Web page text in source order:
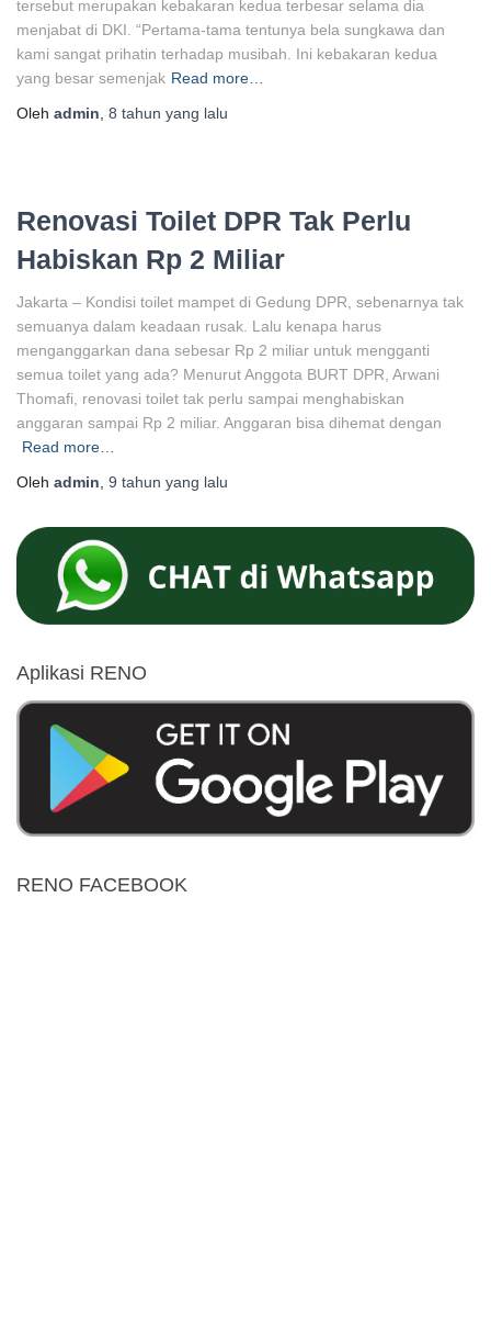
tersebut merupakan kebakaran kedua terbesar selama dia
menjabat di DKI. “Pertama-tama tentunya bela sungkawa dan
kami sangat prihatin terhadap musibah. Ini kebakaran kedua
yang besar semenjak Read more…
Oleh admin 8 tahun yang lalu
Renovasi Toilet DPR Tak Perlu
Habiskan Rp 2 Miliar
Jakarta – Kondisi toilet mampet di Gedung DPR, sebenarnya tak
semuanya dalam keadaan rusak. Lalu kenapa harus
menganggarkan dana sebesar Rp 2 miliar untuk mengganti
semua toilet yang ada? Menurut Anggota BURT DPR, Arwani
Thomafi, renovasi toilet tak perlu sampai menghabiskan
anggaran sampai Rp 2 miliar. Anggaran bisa dihemat dengan
Read more…
Oleh admin 9 tahun yang lalu
Aplikasi RENO
RENO FACEBOOK